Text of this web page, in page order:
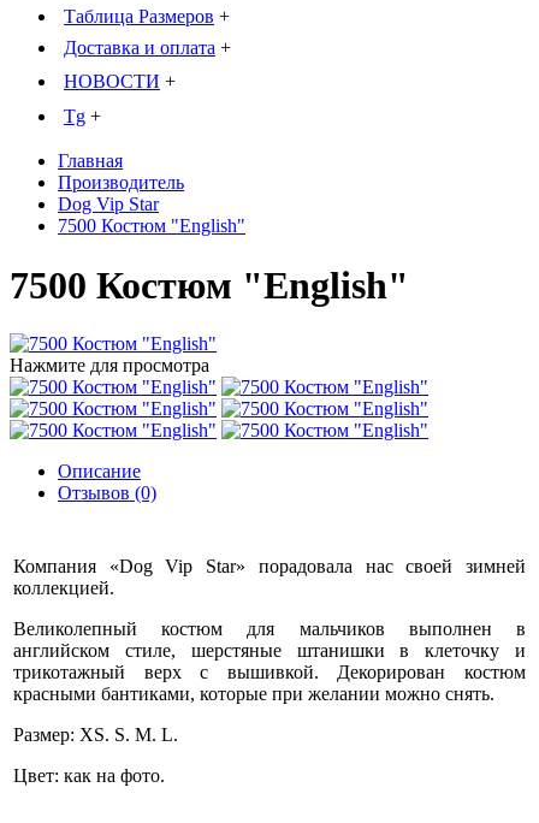
Таблица Размеров +
Доставка и оплата +
НОВОСТИ +
Tg +
Главная
Производитель
Dog Vip Star
7500 Костюм "English"
7500 Костюм "English"
Нажмите для просмотра
Описание
Отзывов (0)
Компания «Dog Vip Star» порадовала нас своей зимней
коллекцией.
Великолепный костюм для мальчиков выполнен в
английском стиле, шерстяные штанишки в клеточку и
трикотажный верх с вышивкой. Декорирован костюм
красными бантиками, которые при желании можно снять.
Размер: XS. S. M. L.
Цвет: как на фото.